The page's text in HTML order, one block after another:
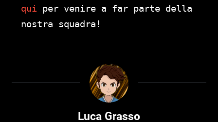
qui per venire a far parte della
nostra squadra!
Luca Grasso